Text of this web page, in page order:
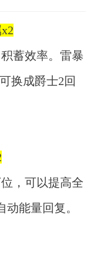
蓄效率。雷暴
换成爵士2回
，可以提高全
能量回复。